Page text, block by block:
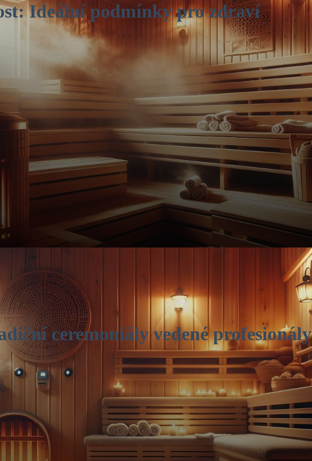
Ideální podmínky pro zdraví
ceremoniály vedené profesionály